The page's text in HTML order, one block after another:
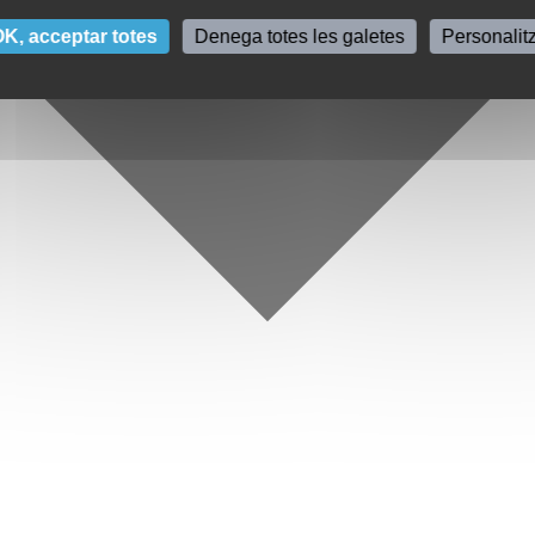
acceptar totes Denega totes les galetes